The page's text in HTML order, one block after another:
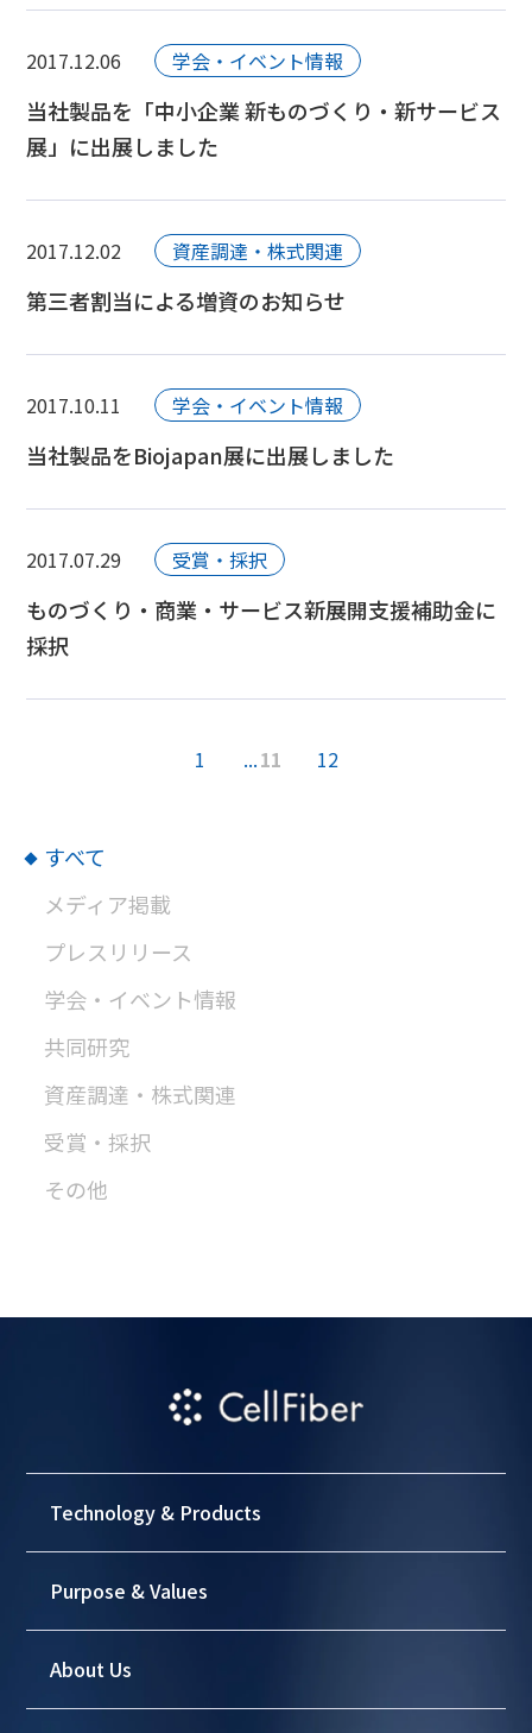
2017.12.06 学会・イベント情報
当社製品を「中小企業 新ものづくり・新サービス
展」に出展しました
2017.12.02 資産調達・株式関連
第三者割当による増資のお知らせ
2017.10.11 学会・イベント情報
当社製品をBiojapan展に出展しました
2017.07.29 受賞・採択
ものづくり・商業・サービス新展開支援補助金に
採択
1 ...11 12
すべて
メディア掲載
プレスリリース
学会・イベント情報
共同研究
資産調達・株式関連
受賞・採択
その他
Technology & Products
Purpose & Values
About Us